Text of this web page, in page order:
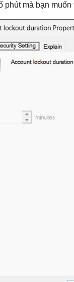
phút mà bạn